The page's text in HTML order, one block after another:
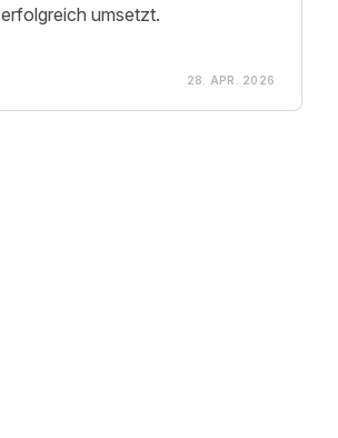
erfolgreich umsetzt.
28. APR. 2026